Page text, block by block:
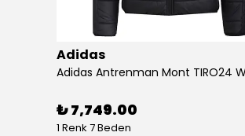
Adidas
₺ 7,749.00
1 Renk 7 Beden